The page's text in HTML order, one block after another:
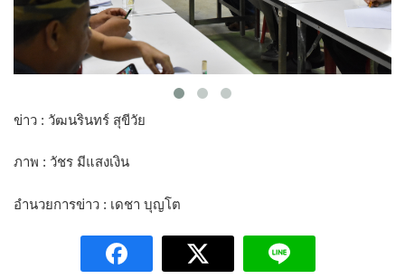
ข่าว : วัฒนรินทร์ สุขีวัย
ภาพ : วัชร มีแสงเงิน
อำนวยการข่าว : เดชา บุญโต